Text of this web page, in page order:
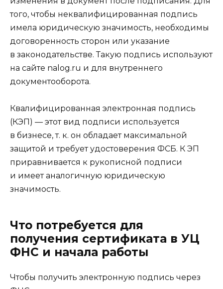
того, чтобы неквалифицированная подпись
имела юридическую значимость, необходимы
договоренность сторон или указание
в законодательстве. Такую подпись используют
на сайте nalog.ru и для внутреннего
документооборота.
Квалифицированная электронная подпись
(КЭП) — этот вид подписи используется
в бизнесе, т. к. он обладает максимальной
защитой и требует удостоверения ФСБ. К ЭП
приравнивается к рукописной подписи
и имеет аналогичную юридическую
значимость.
Что потребуется для
получения сертификата в УЦ
ФНС и начала работы
Чтобы получить электронную подпись через